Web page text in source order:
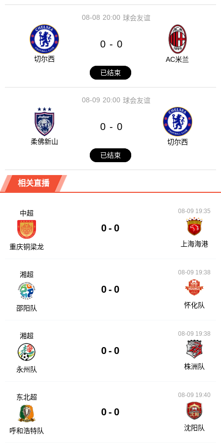
20:00
08-08 球会友谊
切尔西
0 - 0
AC米兰
已结束
20:00
08-09 球会友谊
柔佛新山
0 - 0
切尔西
已结束
相关直播
中超
重庆铜梁龙
0 - 0
08-09 19:35
上海海港
湘超
邵阳队
0 - 0
08-09 19:38
怀化队
湘超
永州队
0 - 0
08-09 19:38
株洲队
东北超
呼和浩特队
0 - 0
08-09 19:40
沈阳队